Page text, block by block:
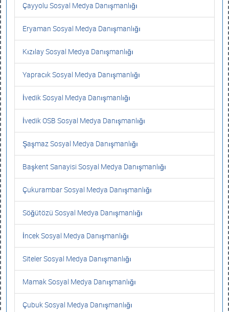
Çayyolu Sosyal Medya Danışmanlığı
Eryaman Sosyal Medya Danışmanlığı
Kızılay Sosyal Medya Danışmanlığı
Yapracık Sosyal Medya Danışmanlığı
İvedik Sosyal Medya Danışmanlığı
İvedik OSB Sosyal Medya Danışmanlığı
Şaşmaz Sosyal Medya Danışmanlığı
Başkent Sanayisi Sosyal Medya Danışmanlığı
Çukurambar Sosyal Medya Danışmanlığı
Söğütözü Sosyal Medya Danışmanlığı
İncek Sosyal Medya Danışmanlığı
Siteler Sosyal Medya Danışmanlığı
Mamak Sosyal Medya Danışmanlığı
Çubuk Sosyal Medya Danışmanlığı